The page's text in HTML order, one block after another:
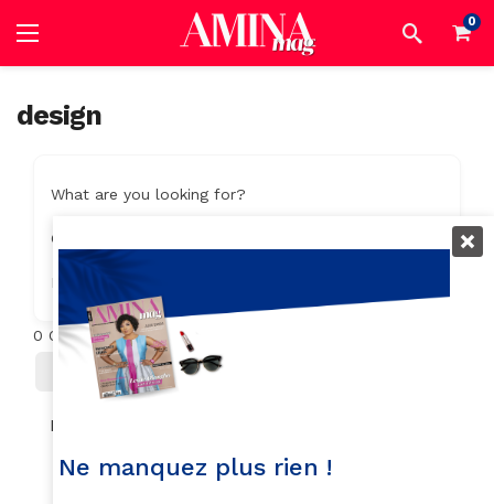
0
design
What are you looking for?
Category
Location
0 Objets trouvés
Filter
No listings found.
Ne manquez plus rien !